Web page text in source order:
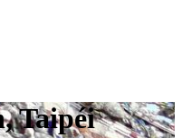
Taipéi